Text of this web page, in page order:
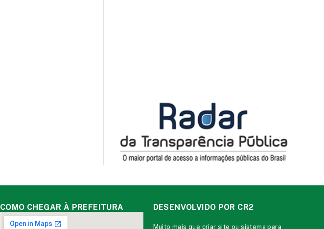
COMO CHEGAR À PREFEITURA DESENVOLVIDO POR CR2
Muito mais que criar site ousistema para